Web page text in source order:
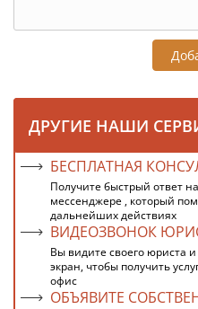
ДРУГИЕ НАШИ
БЕСПЛАТНАЯ
Получите быстрый ответ
мессенджере , который
дальнейших действиях
ВИДЕОЗВОНОК
Вы видите своего юриста
экран, чтобы получить
офис
ОБЪЯВИТЕ